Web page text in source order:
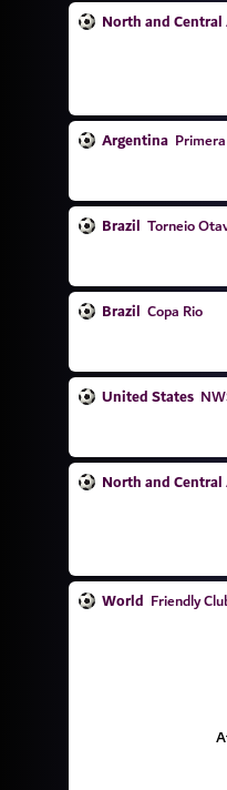
North and Central
Argentina
Brazil Torneio
Brazil Copa Rio
United States
North and Central
World Friendly